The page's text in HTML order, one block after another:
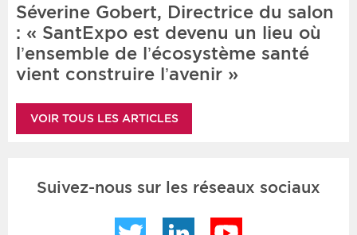
Séverine Gobert, Directrice du salon
: « SantExpo est devenu un lieu où
l’ensemble de l’écosystème santé
vient construire l’avenir »
VOIR TOUS LES ARTICLES
Suivez-nous sur les réseaux sociaux
Twitter LinkedIn